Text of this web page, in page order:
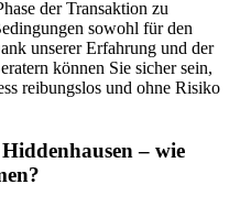
der Transaktion zu
sowohl für den
unserer Erfahrung und der
können Sie sicher sein,
reibungslos und ohne Risiko
– wie